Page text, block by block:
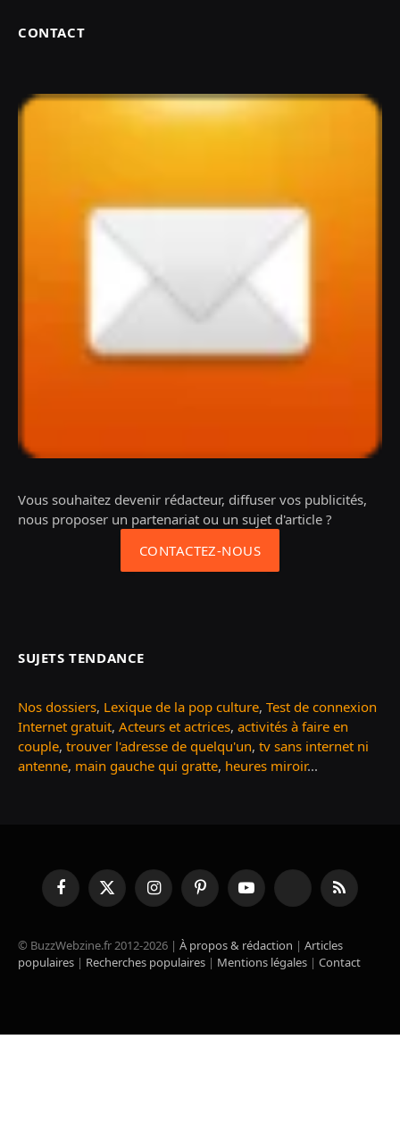
CONTACT
Vous souhaitez devenir rédacteur, diffuser vos publicités,
nous proposer un partenariat ou un sujet d'article ?
CONTACTEZ-NOUS
SUJETS TENDANCE
Nos dossiers, Lexique de la pop culture, Test de connexion
Internet gratuit, Acteurs et actrices, activités à faire en
couple, trouver l'adresse de quelqu'un, tv sans internet ni
antenne, main gauche qui gratte, heures miroir...
FacebookX
(Twitter)
InstagramPinterestYouTube TikTok RSS
© BuzzWebzine.fr 2012-2026 | À propos & rédaction | Articles
populaires | Recherches populaires | Mentions légales | Contact